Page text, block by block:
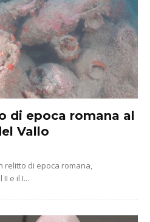
di epoca romana al
Vallo
relitto di epoca romana,
e il I...